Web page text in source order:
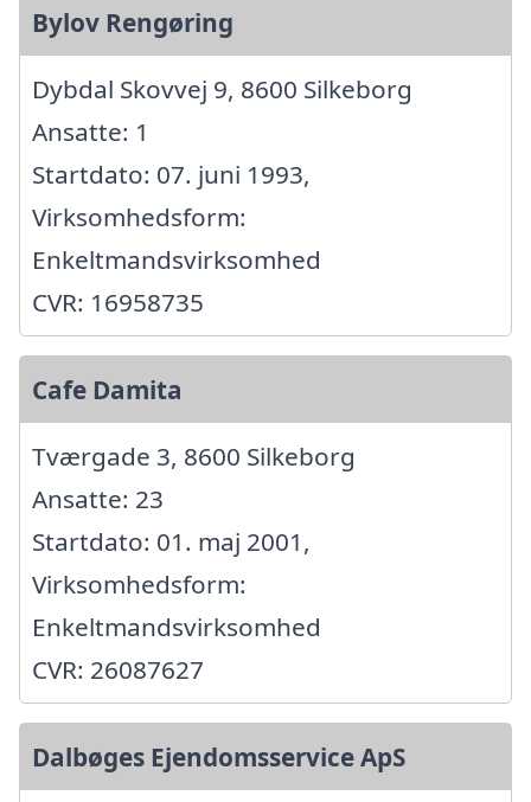
Bylov Rengøring
Dybdal Skovvej 9, 8600 Silkeborg
Ansatte: 1
Startdato: 07. juni 1993,
Virksomhedsform:
Enkeltmandsvirksomhed
CVR: 16958735
Cafe Damita
Tværgade 3, 8600 Silkeborg
Ansatte: 23
Startdato: 01. maj 2001,
Virksomhedsform:
Enkeltmandsvirksomhed
CVR: 26087627
Dalbøges Ejendomsservice ApS